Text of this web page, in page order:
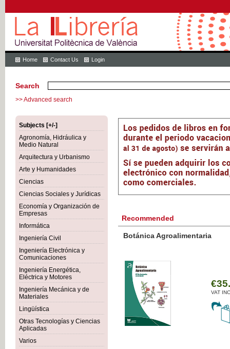
Home Contact Us Login
Search
>> Advanced search
Subjects [+/-]
Agronomía, Hidráulica y
Medio Natural
Arquitectura y Urbanismo
Arte y Humanidades
Ciencias
Ciencias Sociales y Jurídicas
Economía y Organización de
Empresas
Informática
Ingeniería Civil
Ingeniería Electrónica y
Comunicaciones
Ingeniería Energética,
Eléctrica y Motores
Ingeniería Mecánica y de
Materiales
Lingüística
Otras Tecnologías y Ciencias
Aplicadas
Varios
Recommended
Botánica Agroalimentaria
VAT